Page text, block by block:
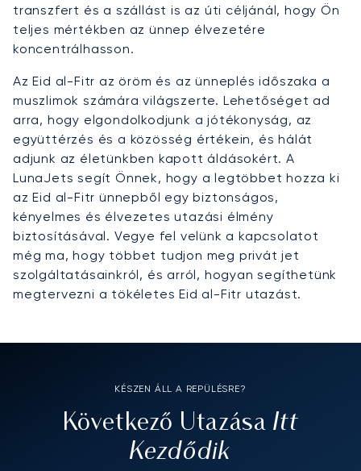
transzfert és a szállást is az úti céljánál, hogy Ön
teljes mértékben az ünnep élvezetére
koncentrálhasson.
Az Eid al-Fitr az öröm és az ünneplés időszaka a
muszlimok számára világszerte. Lehetőséget ad
arra, hogy elgondolkodjunk a jótékonyság, az
együttérzés és a közösség értékein, és hálát
adjunk az életünkben kapott áldásokért. A
LunaJets segít Önnek, hogy a legtöbbet hozza ki
az Eid al-Fitr ünnepből egy biztonságos,
kényelmes és élvezetes utazási élmény
biztosításával. Vegye fel velünk a kapcsolatot
még ma, hogy többet tudjon meg privát jet
szolgáltatásainkról, és arról, hogyan segíthetünk
megtervezni a tökéletes Eid al-Fitr utazást.
KÉSZEN ÁLL A REPÜLÉSRE?
Következő Utazása Itt
Kezdődik